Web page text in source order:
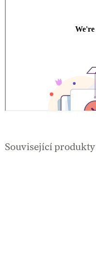
Související produkty